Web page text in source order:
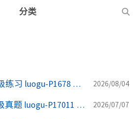
分类
【GESP】C++五级练习 luogu-P1678 烦恼的高考志愿 2026/08/04
【GESP】C++五级真题 luogu-P17011 [GESP202606 五级] 晚宴 2026/07/07